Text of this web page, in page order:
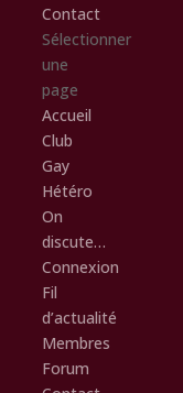
Contact
Sélectionner
une
page
Accueil
Club
Gay
Hétéro
On
discute…
Connexion
Fil
d’actualité
Membres
Forum